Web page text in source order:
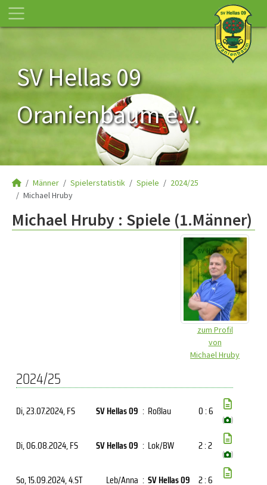
SV Hellas 09
Oranienbaum e.V.
Männer Spielerstatistik Spiele
2024/25
Michael Hruby
Michael Hruby : Spiele (1.Männer)
zum Profil
von
Michael Hruby
2024/25
Di, 23.07.2024, FS SV Hellas 09 : Roßlau 0 : 6
( )
Di, 06.08.2024, FS SV Hellas 09 : Lok/BW 2 : 2
( )
So, 15.09.2024, 4.ST Leb/Anna : SV Hellas 09 2 : 6